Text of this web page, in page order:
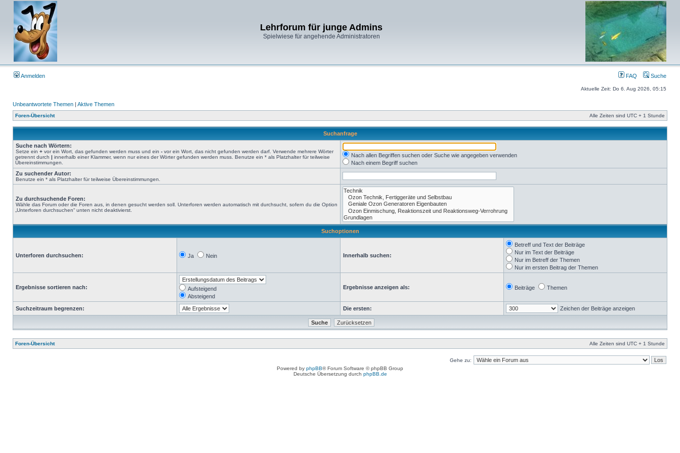
Lehrforum für junge Admins
Spielwiese für angehende Administratoren
Anmelden FAQ Suche
Aktuelle Zeit: Do 6. Aug 2026, 05:15
Unbeantwortete Themen | Aktive Themen
Foren-Übersicht Alle Zeiten sind UTC + 1 Stunde
Suchanfrage
Suche nach Wörtern:
Setze ein + vor ein Wort, das gefunden werden muss und ein - vor ein Wort, das nicht gefunden werden darf. Verwende mehrere Wörter
getrennt durch | innerhalb einer Klammer, wenn nur eines der Wörter gefunden werden muss. Benutze ein * als Platzhalter für teilweise
Übereinstimmungen.
Nach allen Begriffen suchen oder Suche wie angegeben verwenden
Nach einem Begriff suchen
Zu suchender Autor:
Benutze ein * als Platzhalter für teilweise Übereinstimmungen.
Zu durchsuchende Foren:
Wähle das Forum oder die Foren aus, in denen gesucht werden soll. Unterforen werden automatisch mit durchsucht, sofern du die Option
„Unterforen durchsuchen“ unten nicht deaktivierst.
Suchoptionen
Unterforen durchsuchen: Ja Nein Innerhalb suchen:
Betreff und Text der Beiträge
Nur im Text der Beiträge
Nur im Betreff der Themen
Nur im ersten Beitrag der Themen
Ergebnisse sortieren nach:
Aufsteigend
Absteigend
Ergebnisse anzeigen als: Beiträge Themen
Suchzeitraum begrenzen: Die ersten: Zeichen der Beiträge anzeigen
Foren-Übersicht Alle Zeiten sind UTC + 1 Stunde
Gehe zu:
Powered by phpBB® Forum Software © phpBB Group
Deutsche Übersetzung durch phpBB.de